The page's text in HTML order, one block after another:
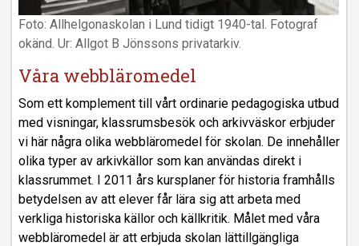
Foto: Allhelgonaskolan i Lund tidigt 1940-tal. Fotograf
okänd. Ur: Allgot B Jönssons privatarkiv.
Våra webbläromedel
Som ett komplement till vårt ordinarie pedagogiska utbud
med visningar, klassrumsbesök och arkivväskor erbjuder
vi här några olika webbläromedel för skolan. De innehåller
olika typer av arkivkällor som kan användas direkt i
klassrummet. I 2011 års kursplaner för historia framhålls
betydelsen av att elever får lära sig att arbeta med
verkliga historiska källor och källkritik. Målet med våra
webbläromedel är att erbjuda skolan lättillgängliga